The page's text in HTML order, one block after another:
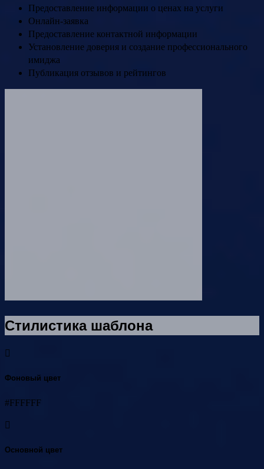
Предоставление информации о ценах на услуги
Онлайн-заявка
Предоставление контактной информации
Установление доверия и создание профессионального
имиджа
Публикация отзывов и рейтингов
Стилистика шаблона
Фоновый цвет
#FFFFFF
Основной цвет